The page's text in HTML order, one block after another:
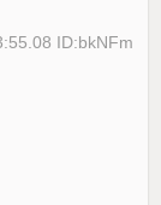
ID:bkNFm